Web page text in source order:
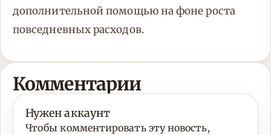
дополнительной помощью на фоне роста
повседневных расходов.
Комментарии
Нужен аккаунт
Чтобы комментировать эту новость,